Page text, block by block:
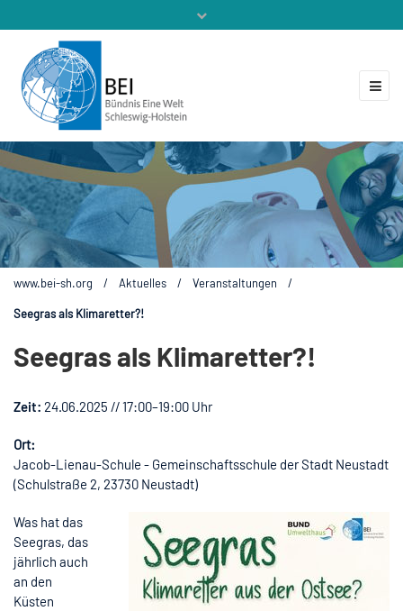
Mitglieder
www.bei-sh.org / Aktuelles / Veranstaltungen /
Seegras als Klimaretter?!
Seegras als Klimaretter?!
Zeit: 24.06.2025 // 17:00–19:00 Uhr
Ort:
Jacob-Lienau-Schule - Gemeinschaftsschule der Stadt Neustadt
(Schulstraße 2, 23730 Neustadt)
Was hat das
Seegras, das
jährlich auch
an den
Küsten